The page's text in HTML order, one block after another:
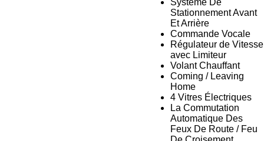
Système De
Stationnement Avant
Et Arrière
Commande Vocale
Régulateur de Vitesse
avec Limiteur
Volant Chauffant
Coming / Leaving
Home
4 Vitres Électriques
La Commutation
Automatique Des
Feux De Route / Feu